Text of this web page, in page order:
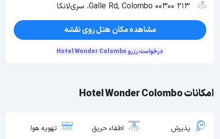
امکانات Hotel Wonder Colombo
پذیرش اطفاء حریق تهویه هوا
213 Galle Rd, Colombo 00300، سری‌لانکا
مشاهده مکان هتل روی نقشه
درخواست رزرو Hotel Wonder Colombo